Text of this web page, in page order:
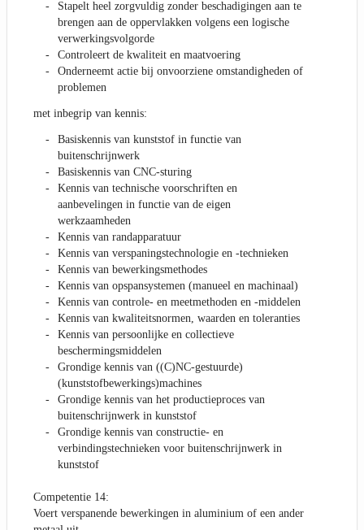
Stapelt heel zorgvuldig zonder beschadigingen aan te
brengen aan de oppervlakken volgens een logische
verwerkingsvolgorde
Controleert de kwaliteit en maatvoering
Onderneemt actie bij onvoorziene omstandigheden of
problemen
met inbegrip van kennis:
Basiskennis van kunststof in functie van
buitenschrijnwerk
Basiskennis van CNC-sturing
Kennis van technische voorschriften en
aanbevelingen in functie van de eigen
werkzaamheden
Kennis van randapparatuur
Kennis van verspaningstechnologie en -technieken
Kennis van bewerkingsmethodes
Kennis van opspansystemen (manueel en machinaal)
Kennis van controle- en meetmethoden en -middelen
Kennis van kwaliteitsnormen, waarden en toleranties
Kennis van persoonlijke en collectieve
beschermingsmiddelen
Grondige kennis van ((C)NC-gestuurde)
(kunststofbewerkings)machines
Grondige kennis van het productieproces van
buitenschrijnwerk in kunststof
Grondige kennis van constructie- en
verbindingstechnieken voor buitenschrijnwerk in
kunststof
Competentie 14:
Voert verspanende bewerkingen in aluminium of een ander